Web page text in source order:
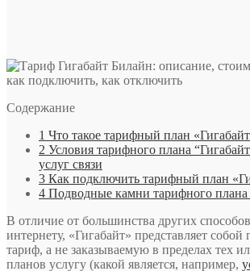
Содержание
1 Что такое тарифный план
2 Условия тарифного плана
услуг связи
3 Как подключить тарифный план
4 Подводные камни тарифного плана
В отличие от большинства других
интернету, «Гигабайт» представляет
тариф, а не заказываемую в пределах тех
планов услугу (какой является, например,